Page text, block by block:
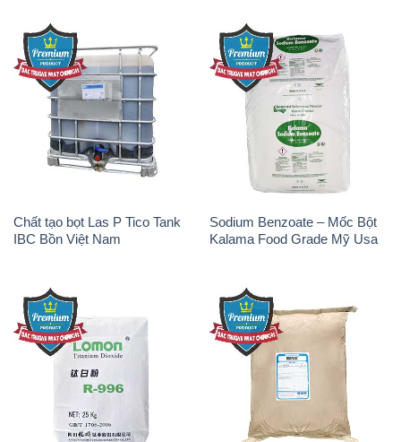
Chất tạo bọt Las P Tico Tank
IBC Bồn Việt Nam
Sodium Benzoate – Mốc Bột
Kalama Food Grade Mỹ Usa
Oxit Titan KA100 – Tio2 Trung
Polymer Diafloc AP 120C
Mitsubishi Nhật Bản Japan